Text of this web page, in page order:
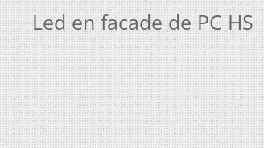
Led en facade de PC HS